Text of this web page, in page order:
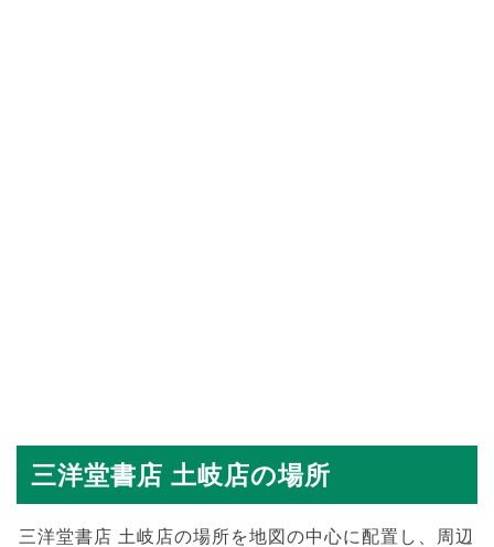
三洋堂書店 土岐店の場所
三洋堂書店 土岐店の場所を地図の中心に配置し、周辺